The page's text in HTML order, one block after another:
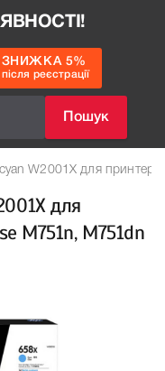
Пошук
ЗНИЖКА 5%
після реєстрації
W2001X для
для
M751n, M751dn